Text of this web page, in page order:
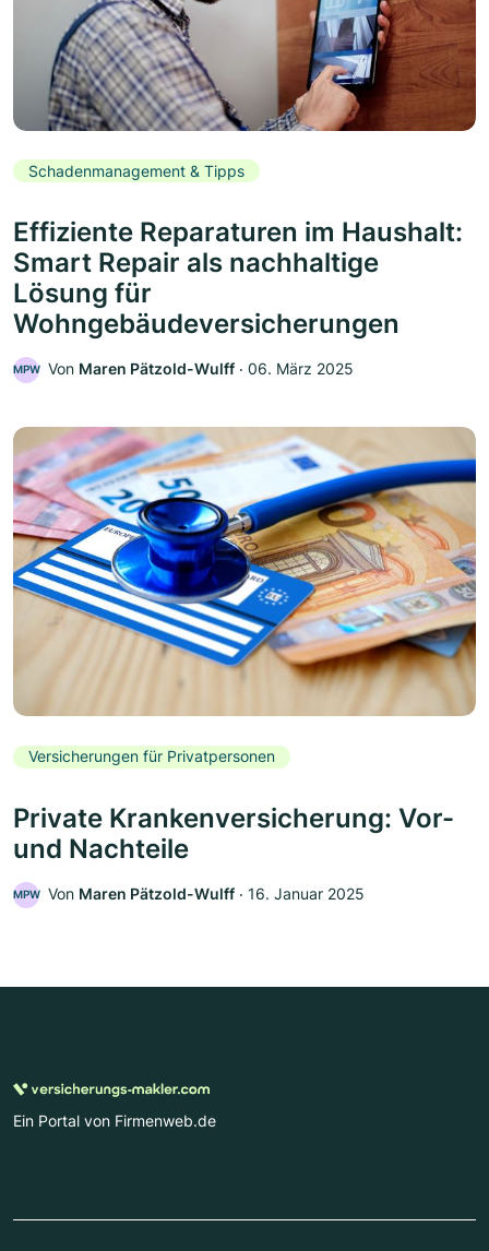
Schadenmanagement & Tipps
Effiziente Reparaturen im Haushalt:
Smart Repair als nachhaltige
Lösung für
Wohngebäudeversicherungen
MPW Von Maren Pätzold-Wulff ‧ 06. März 2025
Versicherungen für Privatpersonen
Private Krankenversicherung: Vor-
und Nachteile
MPW Von Maren Pätzold-Wulff ‧ 16. Januar 2025
Ein Portal von Firmenweb.de